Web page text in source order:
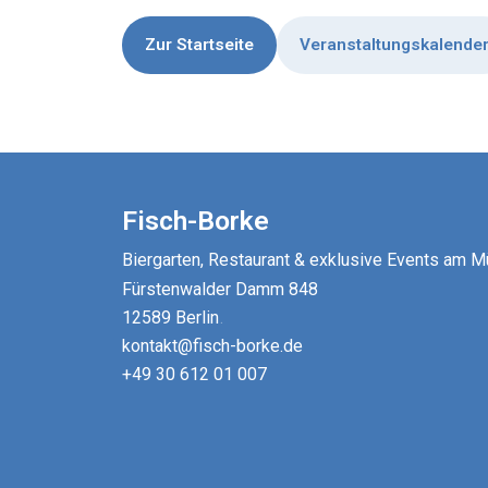
Zur Startseite Veranstaltungskalender
Fisch-Borke
Biergarten, Restaurant & exklusive Events am
Fürstenwalder Damm 848
12589 Berlin
kontakt@fisch-borke.de
+49 30 612 01 007